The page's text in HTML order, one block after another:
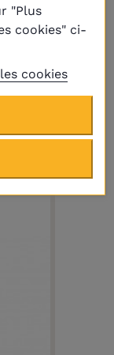
"Plus
cookies" ci-
cookies